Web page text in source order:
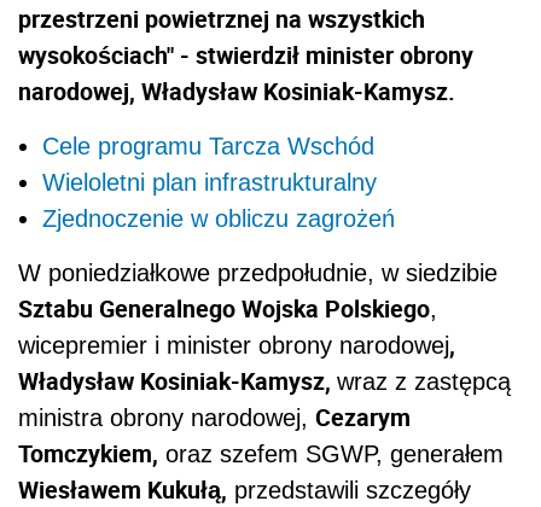
przestrzeni powietrznej na wszystkich
wysokościach" - stwierdził minister obrony
narodowej, Władysław Kosiniak-Kamysz.
Cele programu Tarcza Wschód
Wieloletni plan infrastrukturalny
Zjednoczenie w obliczu zagrożeń
W poniedziałkowe przedpołudnie, w siedzibie
Sztabu Generalnego Wojska Polskiego,
wicepremier i minister obrony narodowej,
Władysław Kosiniak-Kamysz, wraz z zastępcą
ministra obrony narodowej, Cezarym
Tomczykiem, oraz szefem SGWP, generałem
Wiesławem Kukułą, przedstawili szczegóły